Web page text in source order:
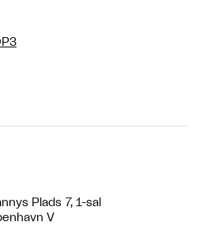
Plads 7, 1-sal
V